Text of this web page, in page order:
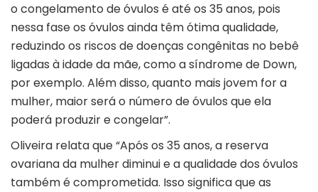
o congelamento de óvulos é até os 35 anos, pois
nessa fase os óvulos ainda têm ótima qualidade,
reduzindo os riscos de doenças congênitas no bebê
ligadas à idade da mãe, como a síndrome de Down,
por exemplo. Além disso, quanto mais jovem for a
mulher, maior será o número de óvulos que ela
poderá produzir e congelar”.
Oliveira relata que “Após os 35 anos, a reserva
ovariana da mulher diminui e a qualidade dos óvulos
também é comprometida. Isso significa que as